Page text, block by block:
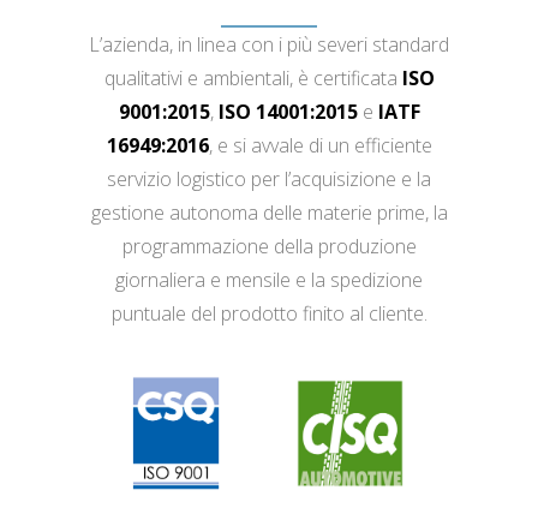
L’azienda, in linea con i più severi standard
qualitativi e ambientali, è certificata ISO
9001:2015, ISO 14001:2015e IATF
16949:2016, e si avvale di un efficiente
servizio logistico per l’acquisizione e la
gestione autonoma delle materie prime, la
programmazione della produzione
giornaliera e mensile e la spedizione
puntuale del prodotto finito al cliente.